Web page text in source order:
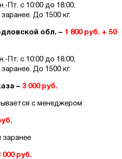
Пт. с 10:00 до 18:00,
До 1500 кг.
обл. – 1 800 руб. + 50
Пт. с 10:00 до 18:00,
До 1500 кг.
– 3 000 руб.
с менеджером
заранее
000 руб.